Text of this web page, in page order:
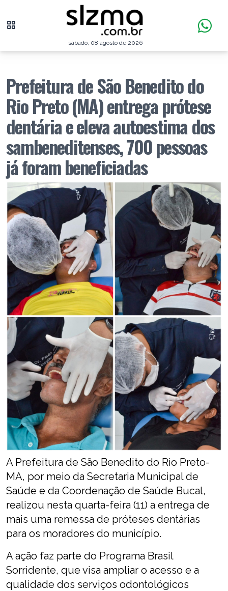
sábado, 08 agosto de 2026
Prefeitura de São Benedito do
Rio Preto (MA) entrega prótese
dentária e eleva autoestima dos
sambeneditenses, 700 pessoas
já foram beneficiadas
A Prefeitura de São Benedito do Rio Preto-
MA, por meio da Secretaria Municipal de
Saúde e da Coordenação de Saúde Bucal,
realizou nesta quarta-feira (11) a entrega de
mais uma remessa de próteses dentárias
para os moradores do município.
A ação faz parte do Programa Brasil
Sorridente, que visa ampliar o acesso e a
qualidade dos serviços odontológicos